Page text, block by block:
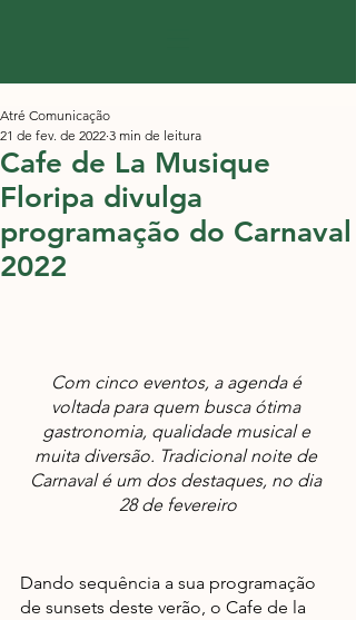
Cafe de La Musique
Floripa divulga
programação do Carnaval
2022
Atré Comunicação
21 de fev. de 2022 3 min de leitura
Com cinco eventos, a agenda é
voltada para quem busca ótima
gastronomia, qualidade musical e
muita diversão. Tradicional noite de
Carnaval é um dos destaques, no dia
28 de fevereiro
Dando sequência a sua programação
de sunsets deste verão, o Cafe de la